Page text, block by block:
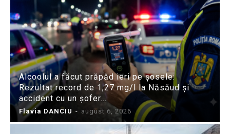
Alcoolul a făcut prăpăd ieri pe șosele:
Rezultat record de 1,27 mg/l la Năsăud și
accident cu un șofer...
Flavia DANCIU - august 6, 2026